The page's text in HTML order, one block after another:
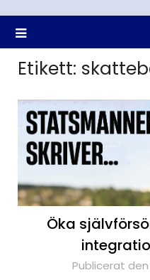
Etikett:
Öka
Publicerat den